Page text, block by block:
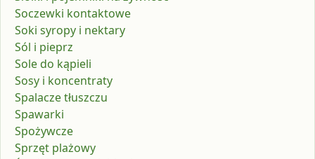
Soczewki kontaktowe
Soki syropy i nektary
Sól i pieprz
Sole do kąpieli
Sosy i koncentraty
Spalacze tłuszczu
Spawarki
Spożywcze
Sprzęt plażowy